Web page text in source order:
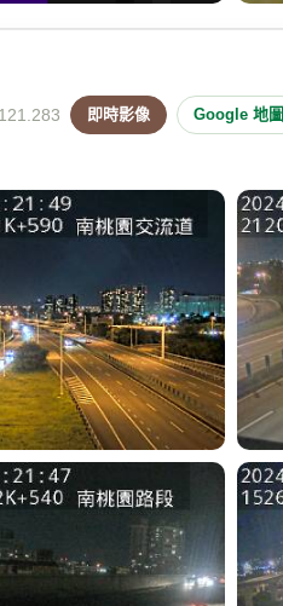
即時影像 Google 地圖